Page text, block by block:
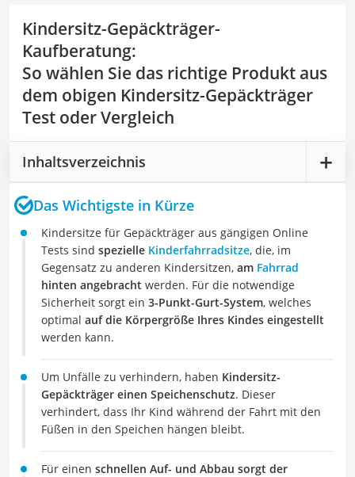
Kindersitz-Gepäckträger-
Kaufberatung:
So wählen Sie das richtige Produkt aus
dem obigen Kindersitz-Gepäckträger
Test oder Vergleich
Inhaltsverzeichnis
Das Wichtigste in Kürze
Kindersitze für Gepäckträger aus gängigen Online
Tests sind spezielle Kinderfahrradsitze, die, im
Gegensatz zu anderen Kindersitzen, am Fahrrad
hinten angebracht werden. Für die notwendige
Sicherheit sorgt ein 3-Punkt-Gurt-System, welches
optimal auf die Körpergröße Ihres Kindes eingestellt
werden kann.
Um Unfälle zu verhindern, haben Kindersitz-
Gepäckträger einen Speichenschutz. Dieser
verhindert, dass Ihr Kind während der Fahrt mit den
Füßen in den Speichen hängen bleibt.
Für einen schnellen Auf- und Abbau sorgt der